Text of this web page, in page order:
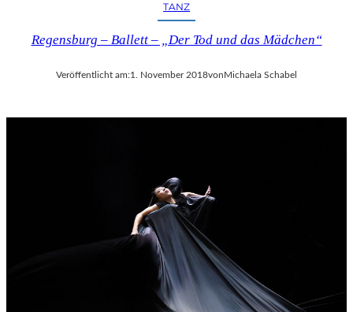
TANZ
Regensburg – Ballett – „Der Tod und das Mädchen“
Veröffentlicht am:1. November 2018vonMichaela Schabel